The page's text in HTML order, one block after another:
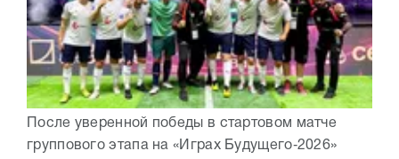
После уверенной победы в стартовом матче
группового этапа на «Играх Будущего‑2026»